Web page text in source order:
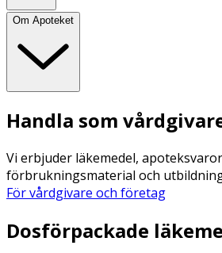
Om Apoteket
Handla som
Vi erbjuder läkemedel,
förbrukningsmaterial och
För vårdgivare och företag
Dosförpackade